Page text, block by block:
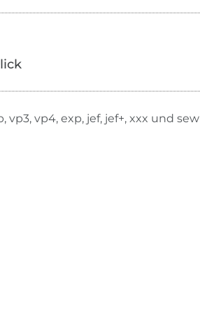
vp3, vp4, exp, jef, jef+, xxx und sew